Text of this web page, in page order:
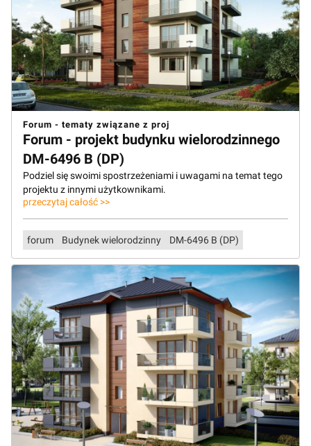
Forum - tematy związane z proj
Forum - projekt budynku wielorodzinnego
DM-6496 B (DP)
Podziel się swoimi spostrzeżeniami i uwagami na temat tego
projektu z innymi użytkownikami.
przeczytaj całość >>
forum Budynek wielorodzinny DM-6496 B (DP)